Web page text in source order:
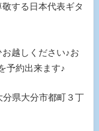
する日本代表ギタ
越しください♪お
予約出来ます♪
分県大分市都町３丁